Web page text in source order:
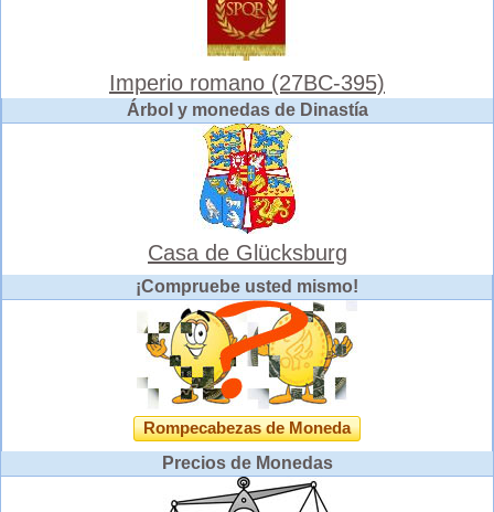
Imperio romano (27BC-395)
Árbol y monedas de Dinastía
Casa de Glücksburg
¡Compruebe usted mismo!
Rompecabezas de Moneda
Precios de Monedas